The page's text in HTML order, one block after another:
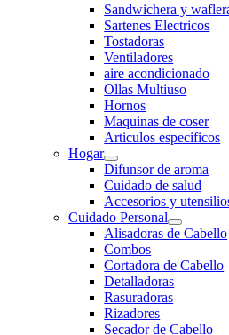
Sandwichera y
Sartenes Electricos
Tostadoras
Ventiladores
aire acondicionado
Ollas Multiuso
Hornos
Maquinas de coser
Articulos especificos
Hogar
Difunsor de aroma
Cuidado de salud
Accesorios y
Cuidado Personal
Alisadoras de Cabello
Combos
Cortadora de Cabello
Detalladoras
Rasuradoras
Rizadores
Secador de Cabello